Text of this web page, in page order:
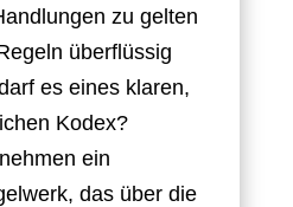
zu gelten
überflüssig
es eines klaren,
Kodex?
ein
das über die